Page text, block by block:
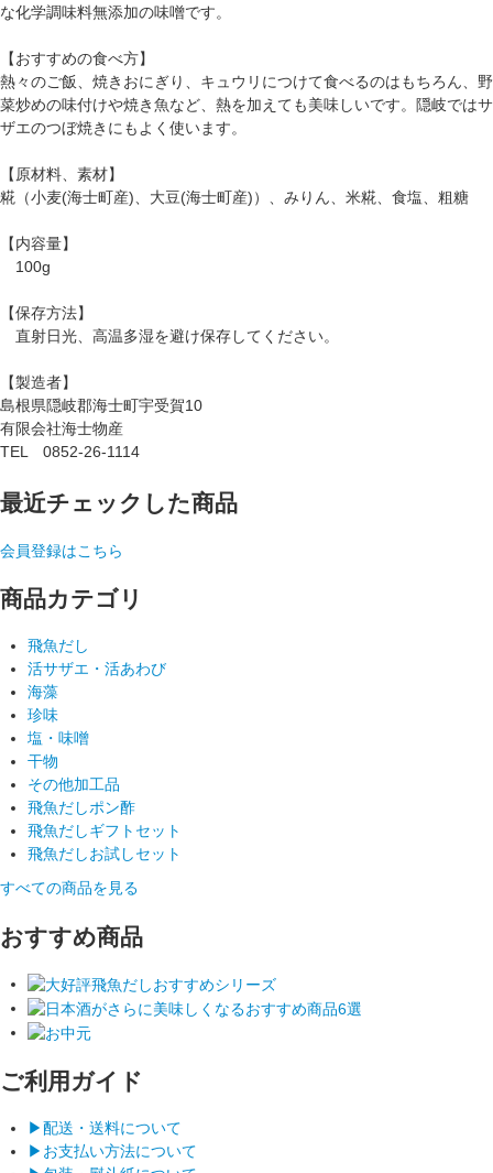
な化学調味料無添加の味噌です。
【おすすめの食べ方】
熱々のご飯、焼きおにぎり、キュウリにつけて食べるのはもちろん、野
菜炒めの味付けや焼き魚など、熱を加えても美味しいです。隠岐ではサ
ザエのつぼ焼きにもよく使います。
【原材料、素材】
糀（小麦(海士町産)、大豆(海士町産)）、みりん、米糀、食塩、粗糖
【内容量】
100g
【保存方法】
直射日光、高温多湿を避け保存してください。
【製造者】
島根県隠岐郡海士町宇受賀10
有限会社海士物産
TEL 0852-26-1114
最近チェックした商品
会員登録はこちら
商品カテゴリ
飛魚だし
活サザエ・活あわび
海藻
珍味
塩・味噌
干物
その他加工品
飛魚だしポン酢
飛魚だしギフトセット
飛魚だしお試しセット
すべての商品を見る
おすすめ商品
ご利用ガイド
▶︎配送・送料について
▶︎お支払い方法について